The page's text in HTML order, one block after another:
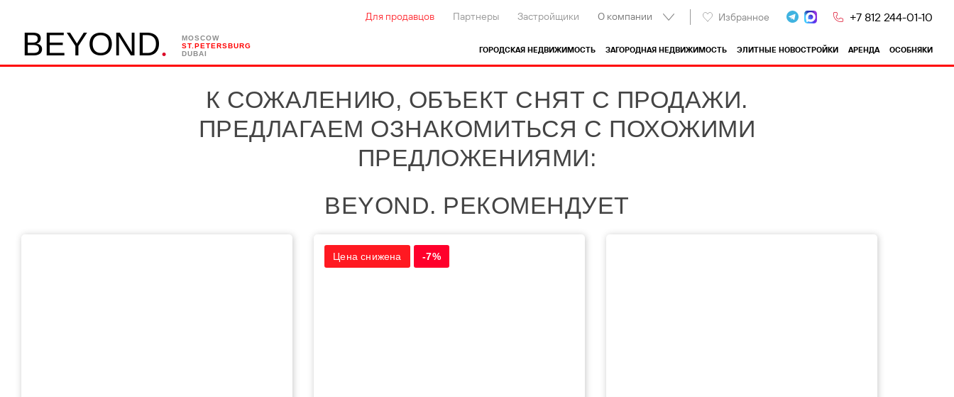
Для продавцов Партнеры Застройщики О компании Избранное +7 812 244-01-10
ГОРОДСКАЯ НЕДВИЖИМОСТЬ ЗАГОРОДНАЯ НЕДВИЖИМОСТЬ ЭЛИТНЫЕ НОВОСТРОЙКИ АРЕНДА ОСОБНЯКИ
BEYOND.
MOSCOW
ST.PETERSBURG
DUBAI
К СОЖАЛЕНИЮ, ОБЪЕКТ СНЯТ С ПРОДАЖИ.
ПРЕДЛАГАЕМ ОЗНАКОМИТЬСЯ С ПОХОЖИМИ
ПРЕДЛОЖЕНИЯМИ:
BEYOND. РЕКОМЕНДУЕТ
Цена снижена -7%